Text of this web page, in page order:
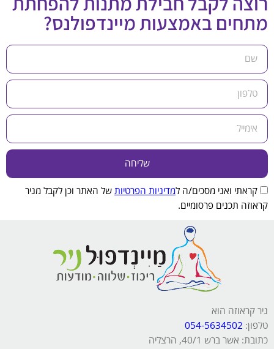
מתחים באמצעות מיינדפולנס?
קראתי ואני מסכים/ה למדיניות הפרטיות של האתר וכן לקבל מניר
קראוזה תכנים פרסומיים.
שליחה
ניר קראוזה הוא
טלפון:
כתובת: אשר ברש 40/1, הרצליה